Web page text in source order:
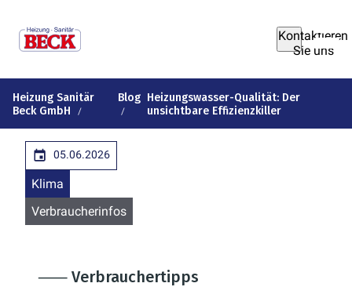
Kontaktieren
Sie uns
Heizung Sanitär
Beck GmbH
Blog Heizungswasser-Qualität: Der
unsichtbare Effizienzkiller
05.06.2026
Klima
Verbraucherinfos
⸺ Verbrauchertipps